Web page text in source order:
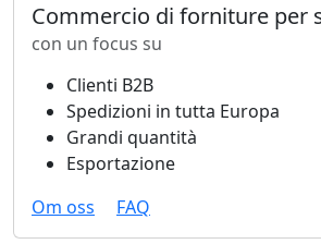
Commercio di forniture per
con un focus su
Clienti B2B
Spedizioni in tutta Europa
Grandi quantità
Esportazione
Om oss
FAQ